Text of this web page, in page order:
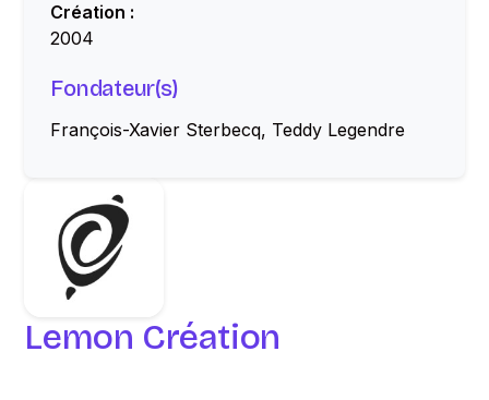
Lemon Création
Création :
2004
Fondateur(s)
François-Xavier Sterbecq, Teddy Legendre